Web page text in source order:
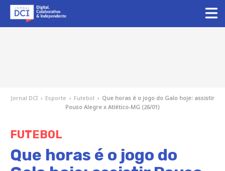
Jornal DCI › Esporte › Futebol › Que horas é o jogo do Galo hoje: assistir
Pouso Alegre x Atlético-MG (26/01)
FUTEBOL
Que horas é o jogo do